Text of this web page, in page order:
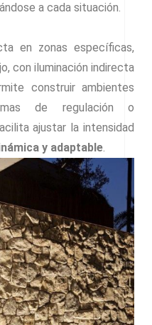
a cada situación.
en zonas específicas,
con iluminación indirecta
construir ambientes
de regulación o
ajustar la intensidad
y adaptable.